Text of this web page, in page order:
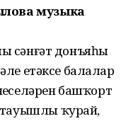
музыка
сәнғәт донъяһы
етәксе балалар
башҡорт
ҡурай,